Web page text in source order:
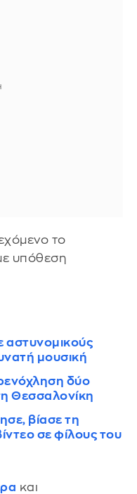
το
υπόθεση
αστυνομικούς
μουσική
δύο
Θεσσαλονίκη
βίασε τη
σε φίλους του
και